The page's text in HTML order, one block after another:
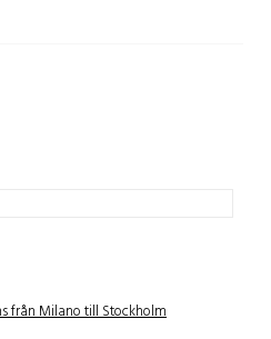
från Milano till Stockholm